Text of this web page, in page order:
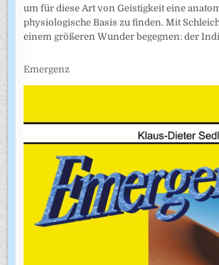
um für diese Art von Geistigkeit eine
physiologische Basis zu finden. Mit
einem größeren Wunder begegnen: der
Emergenz